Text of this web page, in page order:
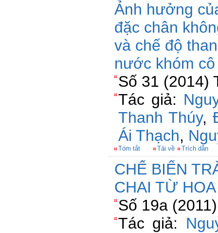
Ảnh hưởng
đặc chân
và chế độ
nước khóm
Số 31 (2014)
Tác giả:
Thanh Thúy,
Ái Thạch,
Tóm tắt Tải về Trích dẫn
CHẾ BIẾN
CHAI TỪ
Số 19a
Tác giả: